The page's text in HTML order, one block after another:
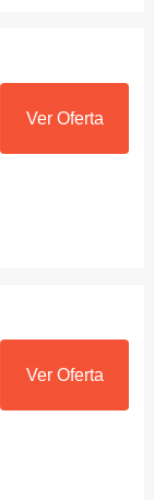
Ver Oferta
Ver Oferta